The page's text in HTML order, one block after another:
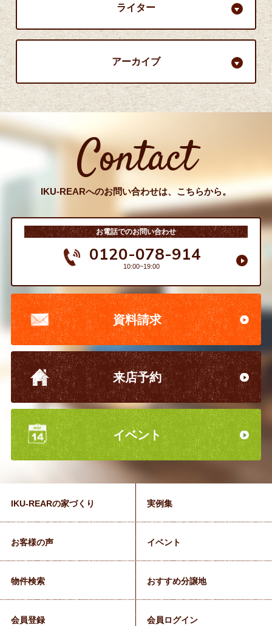
ライター
アーカイブ
Contact
IKU-REARへのお問い合わせは、こちらから。
お電話でのお問い合わせ
0120-078-914
10:00~19:00
資料請求
来店予約
イベント
IKU-REARの家づくり 実例集
お客様の声 イベント
物件検索 おすすめ分譲地
会員登録 会員ログイン